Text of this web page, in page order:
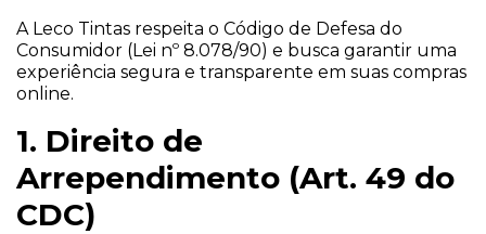
A Leco Tintas respeita o Código de Defesa do
Consumidor (Lei nº 8.078/90) e busca garantir uma
experiência segura e transparente em suas compras
online.
1. Direito de
Arrependimento (Art. 49 do
CDC)